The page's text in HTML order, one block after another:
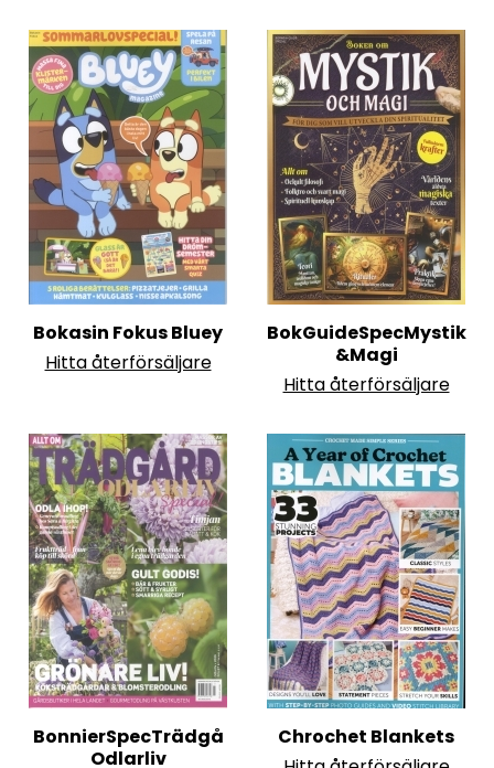
Bokasin Fokus Bluey
Hitta återförsäljare
BokGuideSpecMystik
&Magi
Hitta återförsäljare
BonnierSpecTrädgå
Odlarliv
Chrochet Blankets